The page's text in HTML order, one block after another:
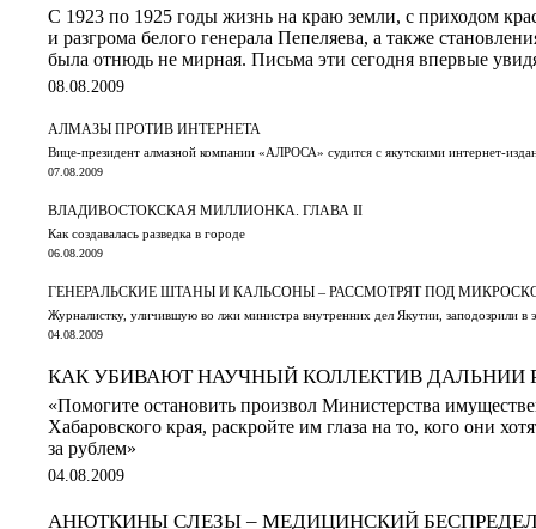
С 1923 по 1925 годы жизнь на краю земли, с приходом
и разгрома белого генерала Пепеляева, а также
была отнюдь не мирная. Письма эти сегодня впервые
08.08.2009
АЛМАЗЫ ПРОТИВ ИНТЕРНЕТА
Вице-президент алмазной компании «АЛРОСА» судится с якутскими интернет-
07.08.2009
ВЛАДИВОСТОКСКАЯ МИЛЛИОНКА. ГЛАВА II
Как создавалась разведка в городе
06.08.2009
ГЕНЕРАЛЬСКИЕ ШТАНЫ И КАЛЬСОНЫ – РАССМОТРЯТ ПОД
Журналистку, уличившую во лжи министра внутренних дел Якутии, заподозрили в
04.08.2009
КАК УБИВАЮТ НАУЧНЫЙ КОЛЛЕКТИВ ДАЛЬНИИ
«Помогите остановить произвол Министерства
Хабаровского края, раскройте им глаза на то, кого они
за рублем»
04.08.2009
АНЮТКИНЫ СЛЕЗЫ – МЕДИЦИНСКИЙ